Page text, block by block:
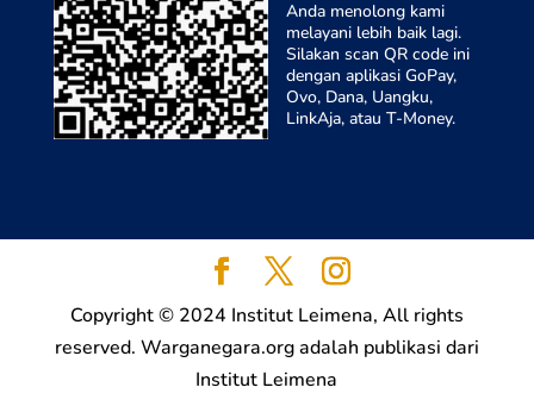
Anda menolong kami
melayani lebih baik lagi.
Silakan scan QR code ini
dengan aplikasi GoPay,
Ovo, Dana, Uangku,
LinkAja, atau T-Money.
Copyright © 2024 Institut Leimena, All rights
reserved. Warganegara.org adalah publikasi dari
Institut Leimena